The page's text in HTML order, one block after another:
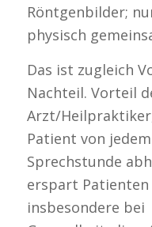
Röntgenbilder;
physisch
Das ist zugleich
Nachteil. Vorteil
Arzt/
Patient von
Sprechstunde
erspart Patienten
insbesondere bei